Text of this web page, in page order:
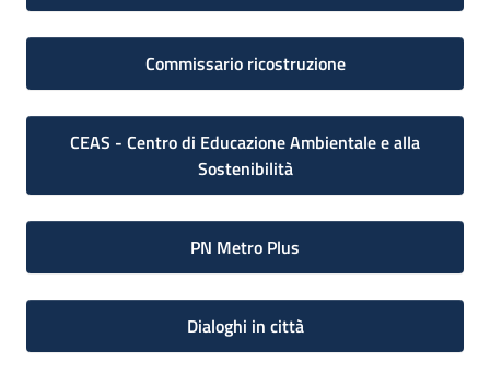
Commissario ricostruzione
CEAS - Centro di Educazione Ambientale e alla
Sostenibilità
PN Metro Plus
Dialoghi in città